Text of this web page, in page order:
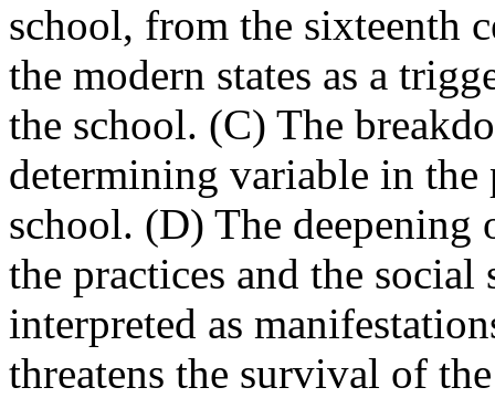
school, from the sixteenth
the modern states as a
the school. (C) The
determining variable in
school. (D) The
the practices and the
interpreted as
threatens the survival of